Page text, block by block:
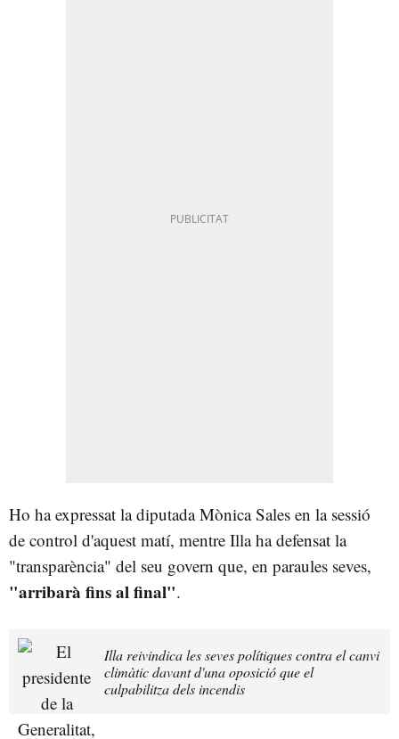
Ho ha expressat la diputada Mònica Sales en la sessió
de control d'aquest matí, mentre Illa ha defensat la
"transparència" del seu govern que, en paraules seves,
"arribarà fins al final".
Illa reivindica les seves polítiques contra el canvi
climàtic davant d'una oposició que el
culpabilitza dels incendis